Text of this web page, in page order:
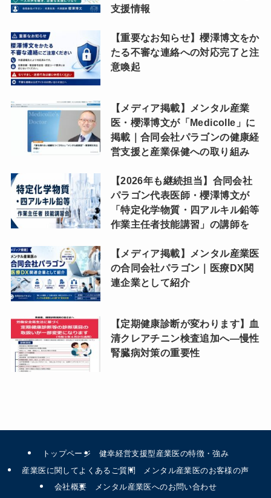
支援情報
【重要なお知らせ】櫻澤博文をか
たる不審な連絡への対応完了と注
意喚起
【メディア掲載】メンタル産業
医・櫻澤博文が「Medicolle」に
掲載｜合同会社パラゴンの健康経
営支援と産業保健への取り組み
【2026年も継続担当】合同会社
パラゴン代表医師・櫻澤博文が
「特定化学物質・四アルキル鉛等
作業主任者技能講習」の講師を
【メディア掲載】メンタル産業医
の合同会社パラゴン｜医療DX関
連企業として紹介
【定期健康診断が変わります】血
清クレアチニン検査追加へ―慢性
腎臓病対策の重要性
トップページ
健幸経営支援型産業医の特徴・強み
産業医に関してよくあるご質問
メンタル産業医のお客様の声
会社概要
メンタル産業医へのお問い合わせ